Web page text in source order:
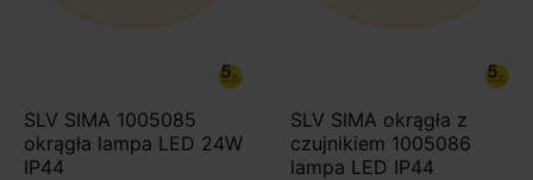
SLV SIMA 1005085
okrągła lampa LED 24W
IP44
SLV SIMA okrągła z
czujnikiem 1005086
lampa LED IP44